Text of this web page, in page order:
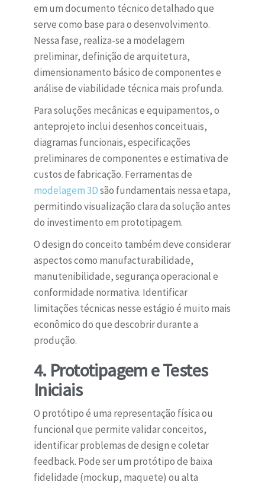
em um documento técnico detalhado que
serve como base para o desenvolvimento.
Nessa fase, realiza-se a modelagem
preliminar, definição de arquitetura,
dimensionamento básico de componentes e
análise de viabilidade técnica mais profunda.
Para soluções mecânicas e equipamentos, o
anteprojeto inclui desenhos conceituais,
diagramas funcionais, especificações
preliminares de componentes e estimativa de
custos de fabricação. Ferramentas de
modelagem 3Dsão fundamentais nessa etapa,
permitindo visualização clara da solução antes
do investimento em prototipagem.
O design do conceito também deve considerar
aspectos como manufacturabilidade,
manutenibilidade, segurança operacional e
conformidade normativa. Identificar
limitações técnicas nesse estágio é muito mais
econômico do que descobrir durante a
produção.
4. Prototipagem e Testes
Iniciais
O protótipo é uma representação física ou
funcional que permite validar conceitos,
identificar problemas de design e coletar
feedback. Pode ser um protótipo de baixa
fidelidade (mockup, maquete) ou alta